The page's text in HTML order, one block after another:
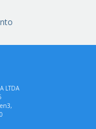
LTDA